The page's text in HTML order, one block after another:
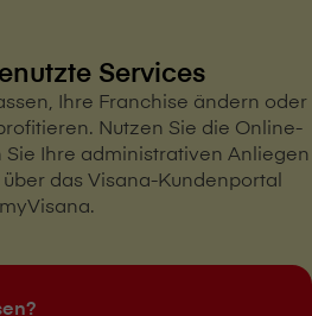
Services
Ihre Franchise ändern oder
Nutzen Sie die Online-
Ihre administrativen Anliegen
das V⁠i⁠s⁠a⁠n⁠a-Kundenportal
myVisana.